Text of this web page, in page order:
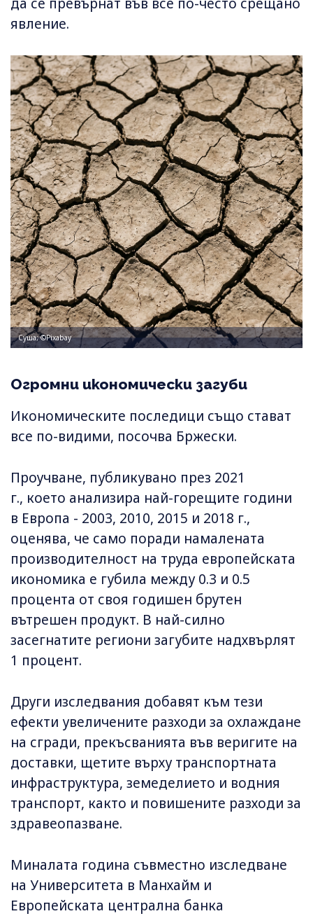
да се превърнат във все по-често срещано
явление.
Суша; ©Pixabay
Огромни икономически загуби
Икономическите последици също стават
все по-видими, посочва Бржески.
Проучване, публикувано през 2021
г., което анализира най-горещите години
в Европа - 2003, 2010, 2015 и 2018 г.,
оценява, че само поради намалената
производителност на труда европейската
икономика е губила между 0.3 и 0.5
процента от своя годишен брутен
вътрешен продукт. В най-силно
засегнатите региони загубите надхвърлят
1 процент.
Други изследвания добавят към тези
ефекти увеличените разходи за охлаждане
на сгради, прекъсванията във веригите на
доставки, щетите върху транспортната
инфраструктура, земеделието и водния
транспорт, както и повишените разходи за
здравеопазване.
Миналата година съвместно изследване
на Университета в Манхайм и
Европейската централна банка